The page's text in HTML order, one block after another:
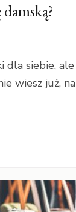
dla siebie, ale
wiesz już, na